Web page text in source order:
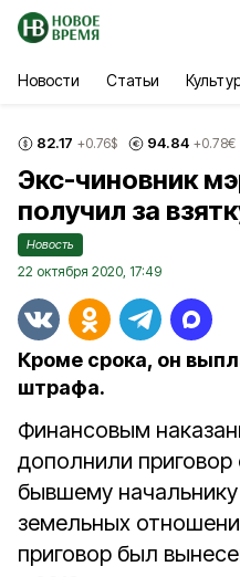
Новости Статьи
82.17 +0.76$ 94.84 +0.78€
Экс-чиновник
получил за
Новость
22 октября 2020, 17:49
Кроме срока, он
штрафа.
Финансовым
дополнили
бывшему
земельных
приговор был